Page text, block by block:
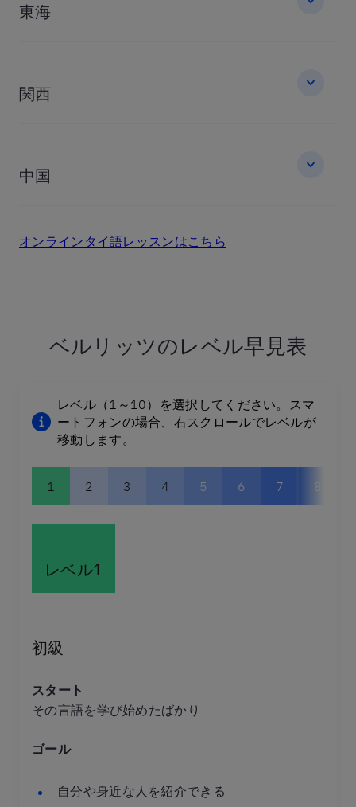
東海
関西
中国
オンラインタイ語レッスンはこちら
ベルリッツのレベル早見表
レベル1
初級
スタート
その言語を学び始めたばかり
ゴール
自分や身近な人を紹介できる
レベル（1～10）を選択してください。スマ
ートフォンの場合、右スクロールでレベルが
移動します。
1 2 3 4 5 6 7 8